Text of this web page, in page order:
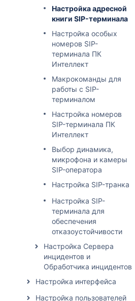
Настройка адресной
книги SIP-терминала
Настройка особых
номеров SIP-
терминала ПК
Интеллект
Макрокоманды для
работы с SIP-
терминалом
Настройка номеров
SIP-терминала ПК
Интеллект
Выбор динамика,
микрофона и камеры
SIP-оператора
Настройка SIP-транка
Настройка SIP-
терминала для
обеспечения
отказоустойчивости
Настройка Сервера
инцидентов и
Обработчика инцидентов
Настройка интерфейса
Настройка пользователей